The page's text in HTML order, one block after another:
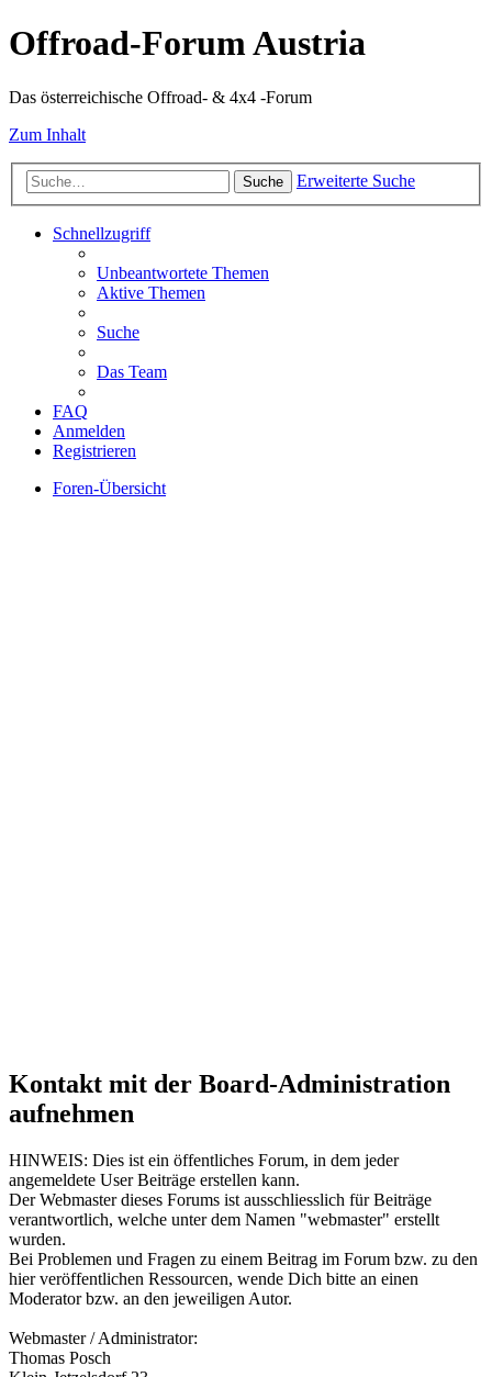
Offroad-Forum Austria
Das österreichische Offroad- & 4x4 -Forum
Zum Inhalt
Suche Erweiterte Suche
Schnellzugriff
Unbeantwortete Themen
Aktive Themen
Suche
Das Team
FAQ
Anmelden
Registrieren
Foren-Übersicht
Kontakt mit der Board-Administration
aufnehmen
HINWEIS: Dies ist ein öffentliches Forum, in dem jeder
angemeldete User Beiträge erstellen kann.
Der Webmaster dieses Forums ist ausschliesslich für Beiträge
verantwortlich, welche unter dem Namen "webmaster" erstellt
wurden.
Bei Problemen und Fragen zu einem Beitrag im Forum bzw. zu den
hier veröffentlichen Ressourcen, wende Dich bitte an einen
Moderator bzw. an den jeweiligen Autor.
Webmaster / Administrator:
Thomas Posch